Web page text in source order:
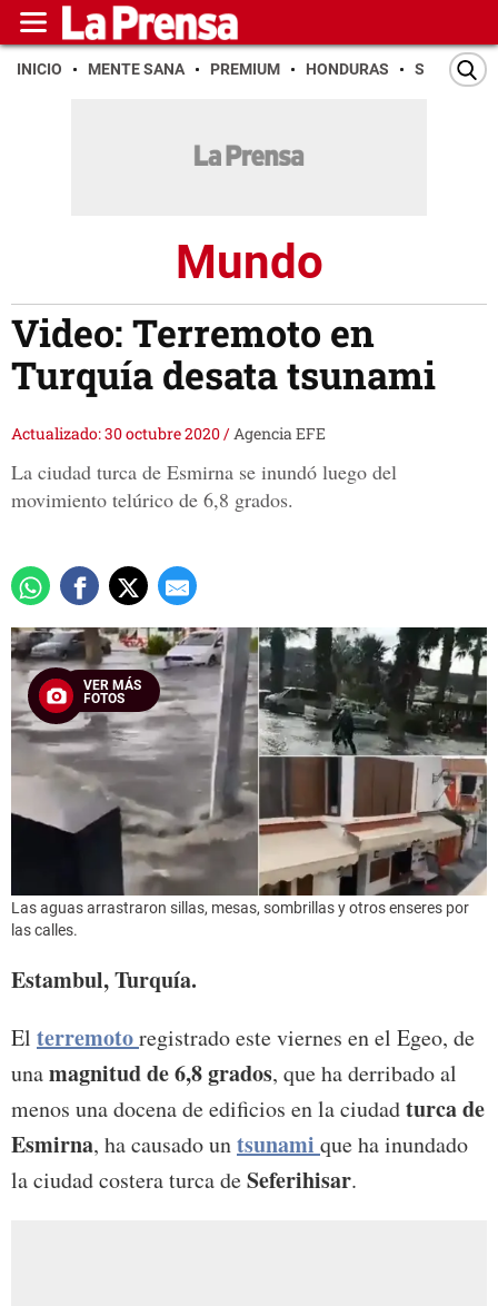
INICIO MENTE SANA PREMIUM HONDURAS SAN PEDRO
Mundo
Video: Terremoto en
Turquía desata tsunami
Actualizado: 30 octubre 2020/Agencia EFE
La ciudad turca de Esmirna se inundó luego del
movimiento telúrico de 6,8 grados.
VER MÁS
FOTOS
Las aguas arrastraron sillas, mesas, sombrillas y otros enseres por
las calles.
Estambul, Turquía.
El terremotoregistrado este viernes en el Egeo, de
unamagnitud de 6,8 grados, que ha derribado al
menos una docena de edificios en la ciudadturca de
Esmirna, ha causado untsunami que ha inundado
la ciudad costera turca deSeferihisar.